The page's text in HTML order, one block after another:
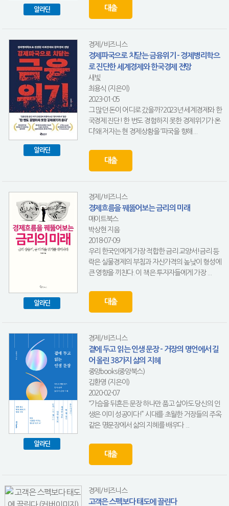
알라딘 대출
알라딘
경제/비즈니스
경제파국으로 치닫는 금융위기 - 경제병리학으
로 진단한 세계경제와 한국경제 전망
새빛
최용식 (지은이)
2023-01-05
그 많던 돈이 어디로 갔을까?2023년 세계경제와 한
국경제 진단! 한 번도 경험하지 못한 경제위기가 온
다’왜 저자는 현 경제상황을 ‘파국을 향해...
대출
알라딘
경제/비즈니스
경제흐름을 꿰뚫어보는 금리의 미래
메이트북스
박상현 지음
2018-07-09
우리 한국인에게 가장 적합한 금리 교양서!금리 등
락은 실물경제의 부침과 자산가격의 높낮이 형성에
큰 영향을 끼친다. 이 책은 투자자들에게 가장 ...
대출
알라딘
경제/비즈니스
곁에 두고 읽는 인생 문장 - 거장의 명언에서 길
어 올린 38가지 삶의 지혜
중앙books(중앙북스)
김환영 (지은이)
2020-02-07
“가슴을 뒤흔든 문장 하나만 품고 살아도 당신의 인
생은 이미 성공이다!” 시대를 초월한 거장들의 주옥
같은 명문장에서 삶의 지혜를 배우다 ...
대출
경제/비즈니스
고객은 스펙보다 태도에 끌린다